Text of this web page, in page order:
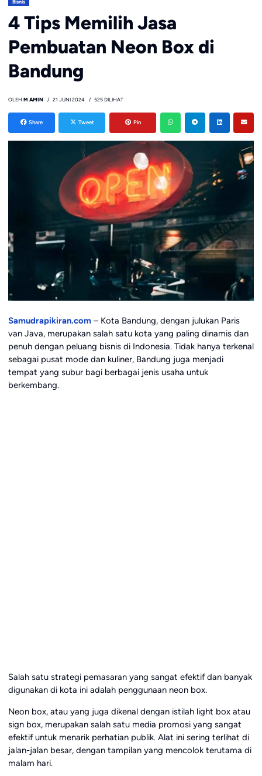
Bisnis
4 Tips Memilih Jasa
Pembuatan Neon Box di
Bandung
OLEH M AMIN 21 JUNI 2024 525 DILIHAT
Share Tweet Pin
Samudrapikiran.com– Kota Bandung, dengan julukan Paris
van Java, merupakan salah satu kota yang paling dinamis dan
penuh dengan peluang bisnis di Indonesia. Tidak hanya terkenal
sebagai pusat mode dan kuliner, Bandung juga menjadi
tempat yang subur bagi berbagai jenis usaha untuk
berkembang.
Salah satu strategi pemasaran yang sangat efektif dan banyak
digunakan di kota ini adalah penggunaan neon box.
Neon box, atau yang juga dikenal dengan istilah light box atau
sign box, merupakan salah satu media promosi yang sangat
efektif untuk menarik perhatian publik. Alat ini sering terlihat di
jalan-jalan besar, dengan tampilan yang mencolok terutama di
malam hari.